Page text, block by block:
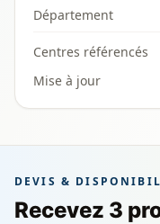
Département
Centres référencés
Mise à jour
DEVIS &
Recevez 3